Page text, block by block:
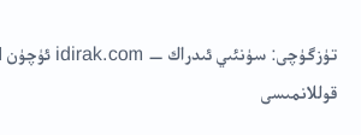
قوللانمىسى